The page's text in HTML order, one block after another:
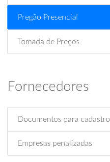
Pregão Presencial
Tomada de Preços
Fornecedores
Documentos para cadastro
Empresas penalizadas